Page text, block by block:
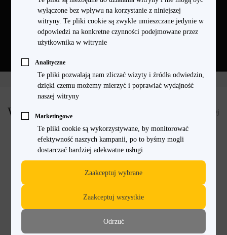
dedykowanymi urządzeniami.
Warto wiedzieć Pokaż więcej
wyłączone bez wpływu na korzystanie z niniejszej
witryny. Te pliki cookie są zwykle umieszczane jedynie w
odpowiedzi na konkretne czynności podejmowane przez
użytkownika w witrynie
Analityczne
Te pliki pozwalają nam zliczać wizyty i źródła odwiedzin,
dzięki czemu możemy mierzyć i poprawiać wydajność
naszej witryny
Marketingowe
Te pliki cookie są wykorzystywane, by monitorować
efektywność naszych kampanii, po to byśmy mogli
dostarczać bardziej adekwatne usługi
Zaakceptuj wybrane
Zaakceptuj wszystkie
Odrzuć